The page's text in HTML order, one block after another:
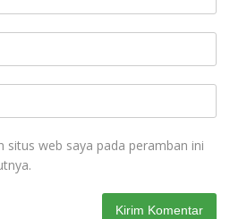
situs web saya pada peramban ini